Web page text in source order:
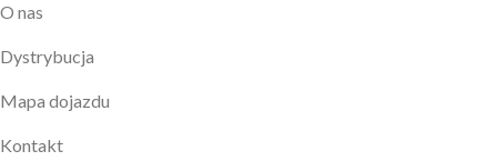
O nas
Dystrybucja
Mapa dojazdu
Kontakt